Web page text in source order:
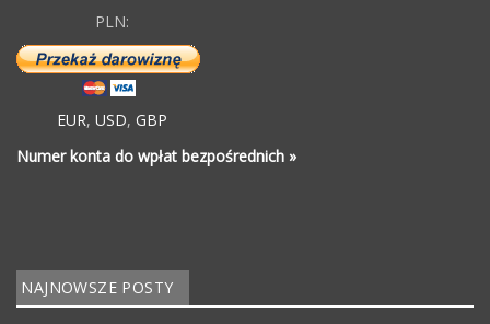
PLN:
EUR, USD, GBP
Numer konta do wpłat bezpośrednich »
NAJNOWSZE POSTY